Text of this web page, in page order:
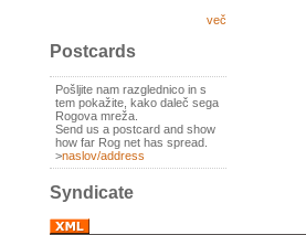
več
Postcards
Pošljite nam razglednico in s
tem pokažite, kako daleč sega
Rogova mreža.
Send us a postcard and show
how far Rog net has spread.
>naslov/address
Syndicate